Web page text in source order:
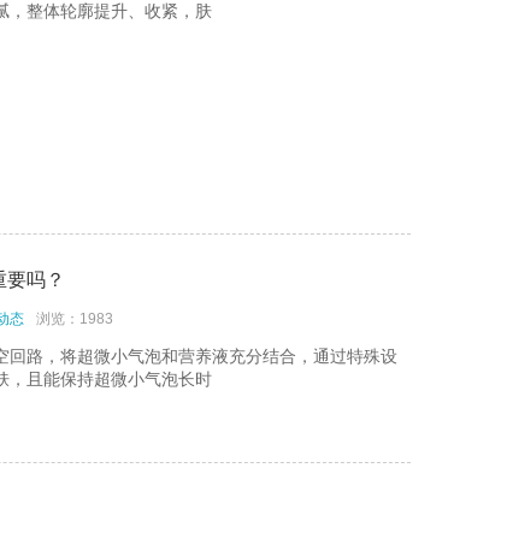
，整体轮廓提升、收紧，肤
吗？
态 浏览：1983
回路，将超微小气泡和营养液充分结合，通过特殊设
，且能保持超微小气泡长时